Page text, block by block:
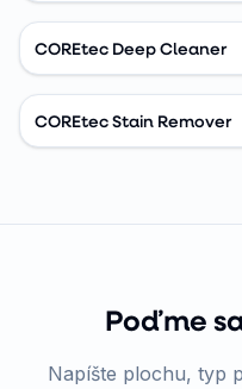
COREtec Deep Cleaner
COREtec Stain Remover
Poďme
Napíšte plochu, typ